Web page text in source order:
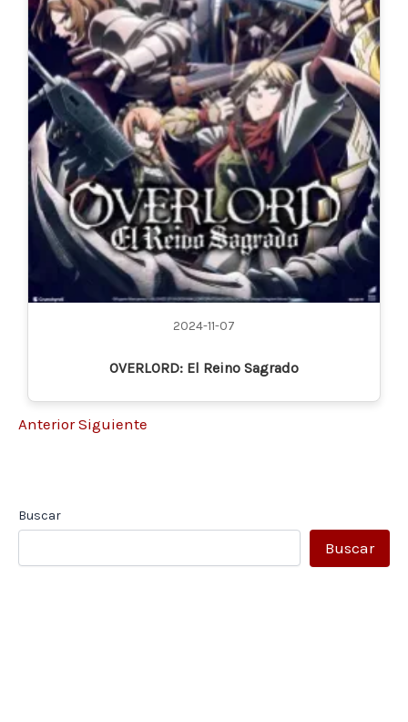
2024-11-07
OVERLORD: El Reino Sagrado
Anterior Siguiente
Buscar
Buscar